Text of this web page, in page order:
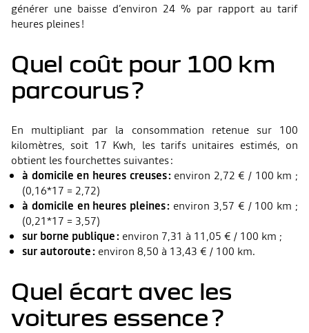
générer une baisse d’environ 24 % par rapport au tarif
heures pleines !
Quel coût pour 100 km
parcourus ?
En multipliant par la consommation retenue sur 100
kilomètres, soit 17 Kwh, les tarifs unitaires estimés, on
obtient les fourchettes suivantes :
à domicile en heures creuses :environ 2,72 € / 100 km ;
(0,16*17 = 2,72)
à domicile en heures pleines : environ 3,57 € / 100 km ;
(0,21*17 = 3,57)
sur borne publique : environ 7,31 à 11,05 € / 100 km ;
sur autoroute : environ 8,50 à 13,43 € / 100 km.
Quel écart avec les
voitures essence ?